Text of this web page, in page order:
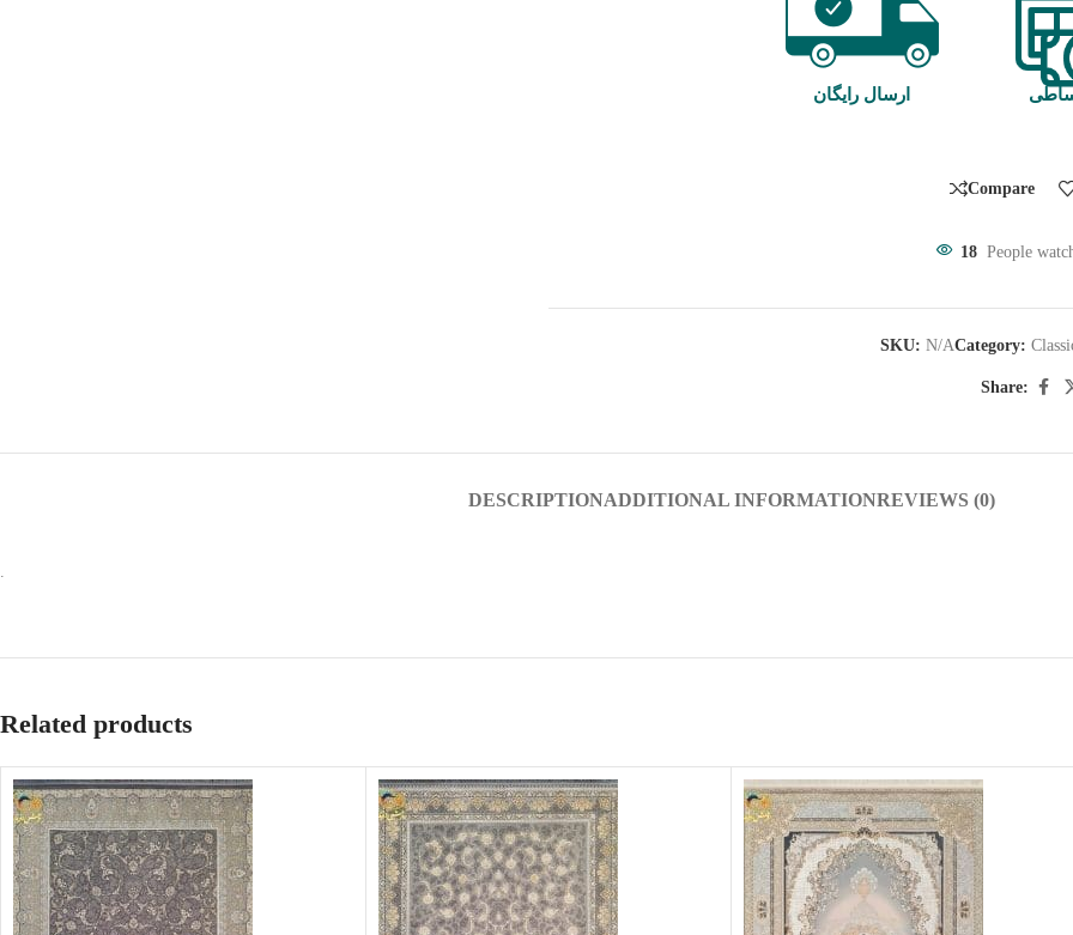
ارسال رایگان
Compare
18 People
SKU: N/ACategory:
Share:
DESCRIPTIONADDITIONAL INFORMATIONREVIEWS (0)
.
Related products